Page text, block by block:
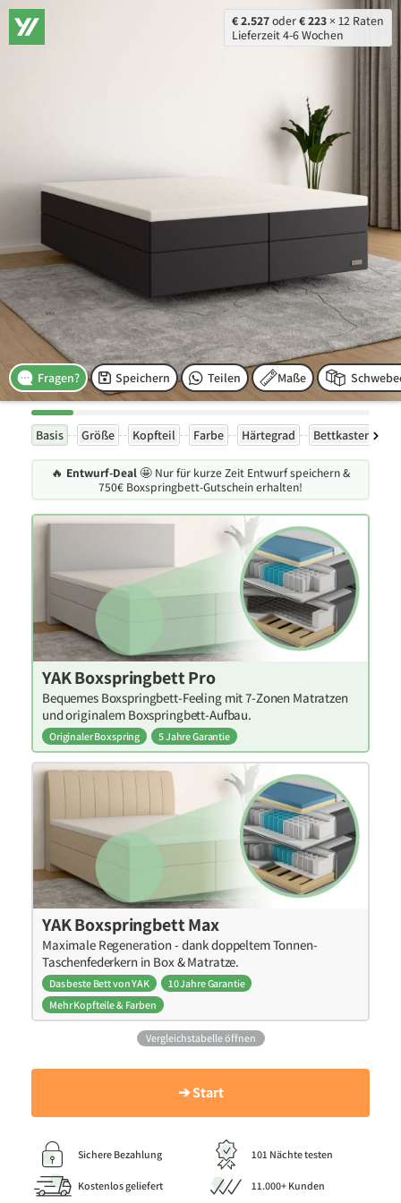
€ 2.527oder€ 223 × 12 Raten
Lieferzeit 4-6 Wochen
Fragen? Maße
Speichern Teilen
Basis Größe Kopfteil Farbe Härtegrad Bettkasten
🔥 Entwurf-Deal🤩 Nur für kurze Zeit Entwurf speichern &
750€ Boxspringbett-Gutschein erhalten!
YAK Boxspringbett Pro
Bequemes Boxspringbett-Feeling mit 7-Zonen Matratzen
und originalem Boxspringbett-Aufbau.
Originaler Boxspring 5 Jahre Garantie
YAK Boxspringbett Max
Maximale Regeneration - dank doppeltem Tonnen-
Taschenfederkern in Box & Matratze.
Das beste Bett von YAK
10 Jahre Garantie
Mehr Kopfteile & Farben
Vergleichstabelle öffnen
➔ Start
Sichere Bezahlung 101 Nächte testen
Kostenlos geliefert 11.000+ Kunden